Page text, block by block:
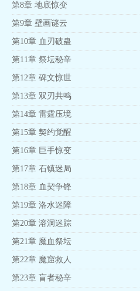
第8章 地底惊变
第9章 壁画谜云
第10章 血刃破蛊
第11章 祭坛秘辛
第12章 碑文惊世
第13章 双刃共鸣
第14章 雷霆压境
第15章 契约觉醒
第16章 巨手惊变
第17章 石镇迷局
第18章 血契争锋
第19章 洛水迷障
第20章 溶洞迷踪
第21章 魔血祭坛
第22章 魔窟救人
第23章 盲者秘辛